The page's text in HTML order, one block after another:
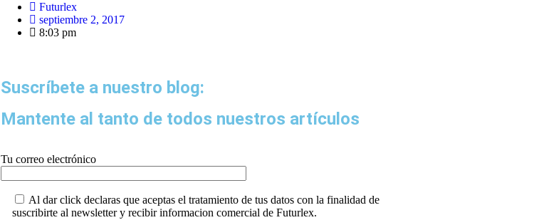
Futurlex
septiembre 2, 2017
8:03 pm
Suscríbete a nuestro blog:
Mantente al tanto de todos nuestros artículos
Tu correo electrónico
Al dar click declaras que aceptas el tratamiento de tus datos con la finalidad de
suscribirte al newsletter y recibir informacion comercial de Futurlex.